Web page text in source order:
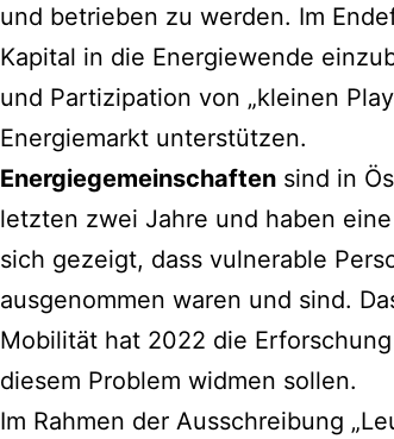
und betrieben zu werden. Im
Kapital in die Energiewende
und Partizipation von „kleinen
Energiemarkt unterstützen.
Energiegemeinschaftensind in
letzten zwei Jahre und haben
sich gezeigt, dass vulnerable
ausgenommen waren und sind.
Mobilität hat 2022 die
diesem Problem widmen sollen.
Im Rahmen der Ausschreibung